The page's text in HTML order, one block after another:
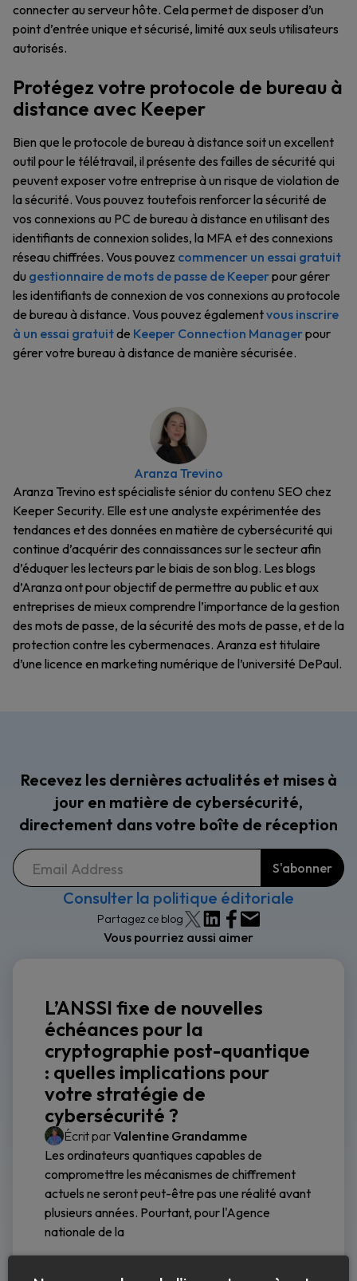
connecter au serveur hôte. Cela permet de disposer d’un
point d’entrée unique et sécurisé, limité aux seuls utilisateurs
autorisés.
Protégez votre protocole de bureau à
distance avec Keeper
Bien que le protocole de bureau à distance soit un excellent
outil pour le télétravail, il présente des failles de sécurité qui
peuvent exposer votre entreprise à un risque de violation de
la sécurité. Vous pouvez toutefois renforcer la sécurité de
vos connexions au PC de bureau à distance en utilisant des
identifiants de connexion solides, la MFA et des connexions
réseau chiffrées. Vous pouvez commencer un essai gratuit
du gestionnaire de mots de passe de Keeperpour gérer
les identifiants de connexion de vos connexions au protocole
de bureau à distance. Vous pouvez égalementvous inscrire
à un essai gratuitde Keeper Connection Managerpour
gérer votre bureau à distance de manière sécurisée.
Aranza Trevino
Aranza Trevino est spécialiste sénior du contenu SEO chez
Keeper Security. Elle est une analyste expérimentée des
tendances et des données en matière de cybersécurité qui
continue d’acquérir des connaissances sur le secteur afin
d’éduquer les lecteurs par le biais de son blog. Les blogs
d’Aranza ont pour objectif de permettre au public et aux
entreprises de mieux comprendre l’importance de la gestion
des mots de passe, de la sécurité des mots de passe, et de la
protection contre les cybermenaces. Aranza est titulaire
d’une licence en marketing numérique de l’université DePaul.
Recevez les dernières actualités et mises à
jour en matière de cybersécurité,
directement dans votre boîte de réception
Consulter la politique éditoriale
Partagez ce blog
Vous pourriez aussi aimer
L’ANSSI fixe de nouvelles
échéances pour la
cryptographie post-quantique
: quelles implications pour
votre stratégie de
cybersécurité ?
Écrit parValentine Grandamme
Les ordinateurs quantiques capables de
compromettre les mécanismes de chiffrement
actuels ne seront peut-être pas une réalité avant
plusieurs années. Pourtant, pour l'Agence
nationale de la
Lire la suite